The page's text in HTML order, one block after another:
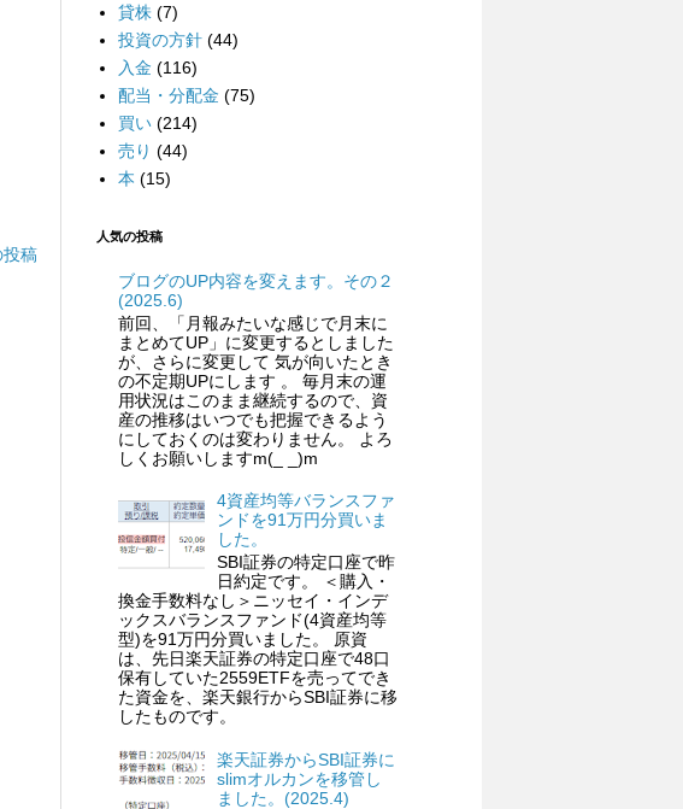
投稿
貸株 (7)
投資の方針 (44)
入金 (116)
配当・分配金 (75)
買い (214)
売り (44)
本 (15)
人気の投稿
ブログのUP内容を変えます。その２
(2025.6)
前回、「月報みたいな感じで月末に
まとめてUP」に変更するとしました
が、さらに変更して 気が向いたとき
の不定期UPにします 。 毎月末の運
用状況はこのまま継続するので、資
産の推移はいつでも把握できるよう
にしておくのは変わりません。 よろ
しくお願いしますm(_ _)m
4資産均等バランスファ
ンドを91万円分買いま
した。
SBI証券の特定口座で昨
日約定です。 ＜購入・
換金手数料なし＞ニッセイ・インデ
ックスバランスファンド(4資産均等
型)を91万円分買いました。 原資
は、先日楽天証券の特定口座で48口
保有していた2559ETFを売ってでき
た資金を、楽天銀行からSBI証券に移
したものです。
楽天証券からSBI証券に
slimオルカンを移管し
ました。(2025.4)